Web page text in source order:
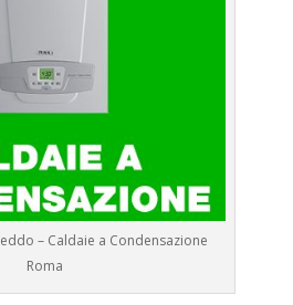
– Caldaie a Condensazione
Roma